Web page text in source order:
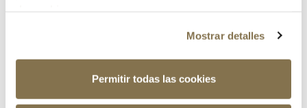
Mostrar detalles
Permitir todas las cookies